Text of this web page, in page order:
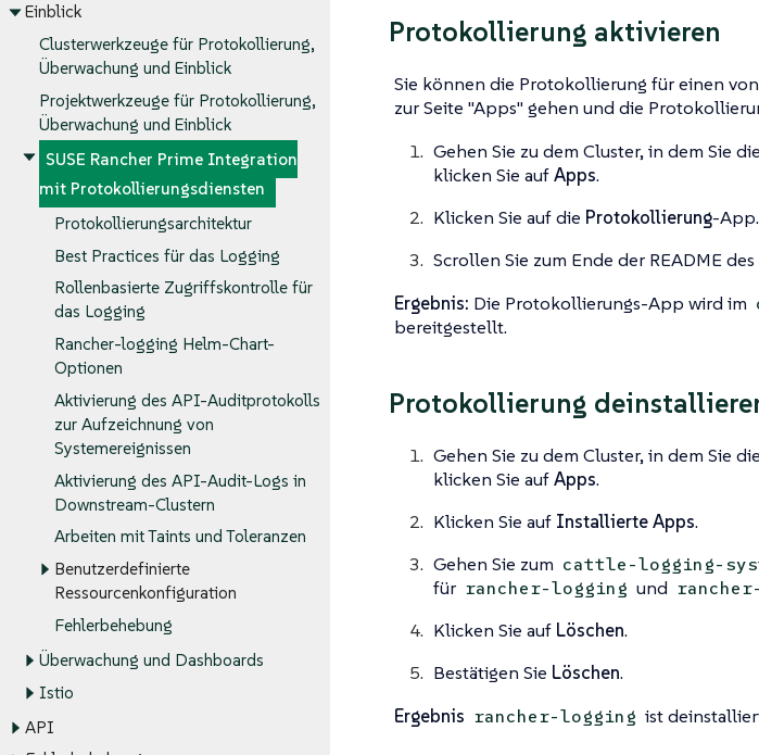
Einblick
Clusterwerkzeuge für Protokollierung,
Überwachung und Einblick
Projektwerkzeuge für Protokollierung,
Überwachung und Einblick
SUSE Rancher Prime Integration
mit Protokollierungsdiensten
Protokollierungsarchitektur
Best Practices für das Logging
Rollenbasierte Zugriffskontrolle für
das Logging
Rancher-logging Helm-Chart-
Optionen
Aktivierung des API-Auditprotokolls
zur Aufzeichnung von
Systemereignissen
Aktivierung des API-Audit-Logs in
Downstream-Clustern
Arbeiten mit Taints und Toleranzen
Benutzerdefinierte
Ressourcenkonfiguration
Fehlerbehebung
Überwachung und Dashboards
Istio
API
Protokollierung aktivieren
Sie können die Protokollierung für einen
zur Seite "Apps" gehen und die
Gehen Sie zu dem Cluster, in dem Sie
klicken Sie aufApps.
Klicken Sie auf die Protokollierung-App.
Scrollen Sie zum Ende der README
Ergebnis: Die Protokollierungs-App wird im
bereitgestellt.
Protokollierung
Gehen Sie zu dem Cluster, in dem Sie
klicken Sie aufApps.
Klicken Sie auf Installierte Apps.
Gehen Sie zum cattle-logging-
für rancher-logging und
Klicken Sie auf Löschen.
Bestätigen Sie Löschen.
Ergebnis rancher-logging ist